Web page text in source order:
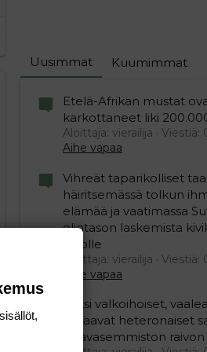
editoriin…
Uusimmat Kuumimmat
Etelä-Afrikan mustat
karkottaneet liki
Aloittaja: vierailija
Viestiä:
Aihe vapaa
Vihreät taparikolliset
häiritsemässä tolkun
elämää ja vaatimassa
elintason laskemista
tasolle
Aloittaja: vierailija
Viestiä:
Aihe vapaa
Miksi valkoihoiset,
omaavat heteronaiset
vihavasemmiston